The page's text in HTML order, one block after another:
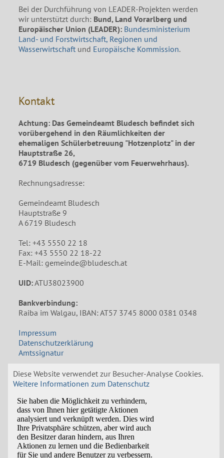
Diese Website verwendet zur Besucher-Analyse Cookies.
Weitere Informationen zum Datenschutz
Bei der Durchführung von LEADER-Projekten werden
wir unterstützt durch: Bund, Land Vorarlberg und
Europäischer Union (LEADER): Bundesministerium
Land- und Forstwirtschaft, Regionen und
Wasserwirtschaft und Europäische Kommission.
Kontakt
Achtung: Das Gemeindeamt Bludesch befindet sich
vorübergehend in den Räumlichkeiten der
ehemaligen Schülerbetreuung "Hotzenplotz" in der
Hauptstraße 26,
6719 Bludesch (gegenüber vom Feuerwehrhaus).
Rechnungsadresse:
Gemeindeamt Bludesch
Hauptstraße 9
A 6719 Bludesch
Tel: +43 5550 22 18
Fax: +43 5550 22 18-22
E-Mail: gemeinde@bludesch.at
UID:ATU38023900
Bankverbindung:
Raiba im Walgau, IBAN: AT57 3745 8000 0381 0348
Impressum
Datenschutzerklärung
Amtssignatur
Öffnungszeiten Gemeindeamt
Mo: 8:00 bis 12:00 und 14:00 bis 18:00 Uhr
Di: 8:30 bis 12:00 Uhr
Mi: 8:00 bis 12:00 Uhr, Nachmittags nach
Vereinbarung
Do und Fr: 8:00 bis 12:00 Uhr